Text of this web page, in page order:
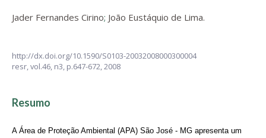
Jader Fernandes Cirino; João Eustáquio de Lima.
http://dx.doi.org/10.1590/S0103-20032008000300004
resr,vol.46, n3, p.647-672, 2008
Resumo
A Área de Proteção Ambiental (APA) São José - MG apresenta um